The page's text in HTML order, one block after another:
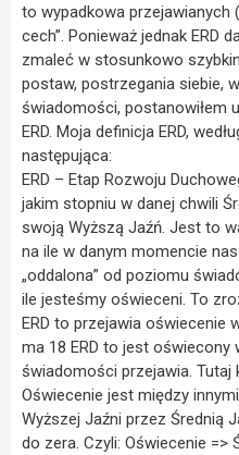
to wypadkowa przejawianych
cech”. Ponieważ jednak ERD
zmaleć w stosunkowo
postaw, postrzegania siebie,
świadomości, postanowiłem
ERD. Moja definicja ERD,
następująca:
ERD – Etap Rozwoju
jakim stopniu w danej chwili
swoją Wyższą Jaźń. Jest to
na ile w danym momencie
„oddalona” od poziomu
ile jesteśmy oświeceni. To
ERD to przejawia oświecenie
ma 18 ERD to jest oświecony
świadomości przejawia. Tutaj
Oświecenie jest między
Wyższej Jaźni przez Średnią
do zera. Czyli: Oświecenie =>